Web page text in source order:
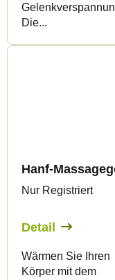
Die...
Hanf-
Nur Registriert
Detail
Wärmen Sie Ihren
Körper mit dem